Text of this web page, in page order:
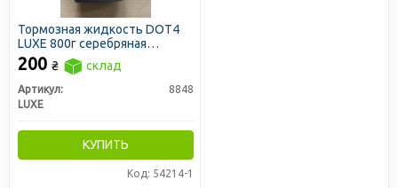
Тормозная жидкость DOT4
LUXЕ 800г серебряная
канистра
200 ₴ склад
Артикул:
8848
LUXE
КУПИТЬ
Код: 54214-1